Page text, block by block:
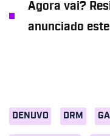
DENUVO DRM
Agora vai?
anunciado